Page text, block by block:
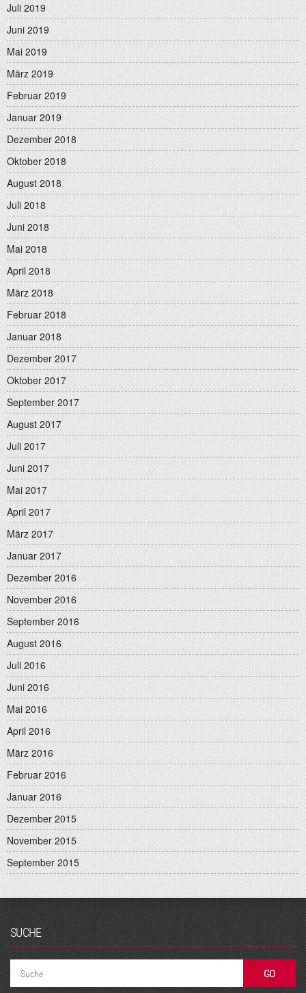
Juli 2019
Juni 2019
Mai 2019
März 2019
Februar 2019
Januar 2019
Dezember 2018
Oktober 2018
August 2018
Juli 2018
Juni 2018
Mai 2018
April 2018
März 2018
Februar 2018
Januar 2018
Dezember 2017
Oktober 2017
September 2017
August 2017
Juli 2017
Juni 2017
Mai 2017
April 2017
März 2017
Januar 2017
Dezember 2016
November 2016
September 2016
August 2016
Juli 2016
Juni 2016
Mai 2016
April 2016
März 2016
Februar 2016
Januar 2016
Dezember 2015
November 2015
September 2015
SUCHE